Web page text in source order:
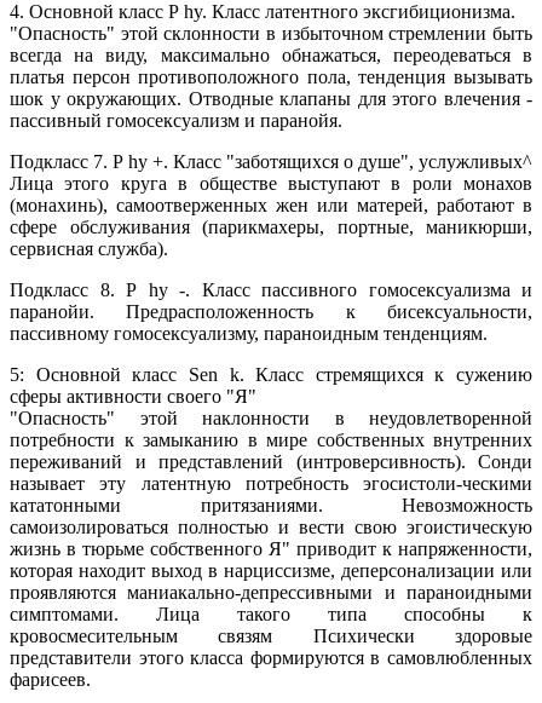
4. Основной класс Р hy. Класс латентного эксгибиционизма.
"Опасность" этой склонности в избыточном стремлении быть
всегда на виду, максимально обнажаться, переодеваться в
платья персон противоположного пола, тенденция вызывать
шок у окружающих. Отводные клапаны для этого влечения -
пассивный гомосексуализм и паранойя.
Подкласс 7. Р hy +. Класс "заботящихся о душе", услужливых^
Лица этого круга в обществе выступают в роли монахов
(монахинь), самоотверженных жен или матерей, работают в
сфере обслуживания (парикмахеры, портные, маникюрши,
сервисная служба).
Подкласс 8. Р hy -. Класс пассивного гомосексуализма и
паранойи. Предрасположенность к бисексуальности,
пассивному гомосексуализму, параноидным тенденциям.
5: Основной класс Sen k. Класс стремящихся к сужению
сферы активности своего "Я"
"Опасность" этой наклонности в неудовлетворенной
потребности к замыканию в мире собственных внутренних
переживаний и представлений (интроверсивность). Сонди
называет эту латентную потребность эгосистоли-ческими
кататонными притязаниями. Невозможность
самоизолироваться полностью и вести свою эгоистическую
жизнь в тюрьме собственного Я" приводит к напряженности,
которая находит выход в нарциссизме, деперсонализации или
проявляются маниакально-депрессивными и параноидными
симптомами. Лица такого типа способны к
кровосмесительным связям Психически здоровые
представители этого класса формируются в самовлюбленных
фарисеев.